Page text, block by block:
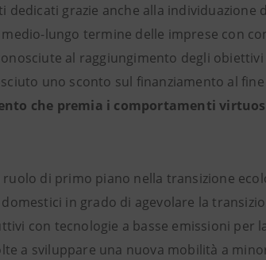
dedicati grazie anche alla
medio-lungo termine delle imprese con
al raggiungimento degli
uno sconto sul finanziamento al
che premia i comportamenti
ruolo di primo piano nella transizione
in grado di agevolare la
con tecnologie a basse emissioni per
a sviluppare una nuova mobilità a